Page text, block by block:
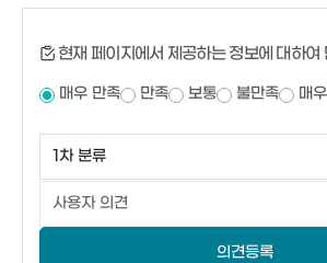
현재 페이지에서 제공하는 정보에 대하여
매우 만족 만족 보통 불만족 매
의견등록